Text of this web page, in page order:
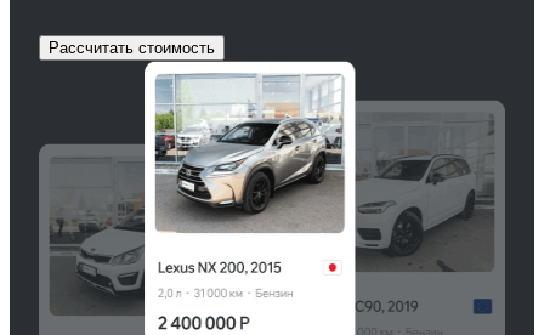
Рассчитать стоимость